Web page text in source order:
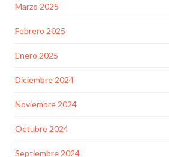
Marzo 2025
Febrero 2025
Enero 2025
Diciembre 2024
Noviembre 2024
Octubre 2024
Septiembre 2024